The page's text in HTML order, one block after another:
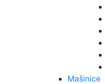
Mašinice